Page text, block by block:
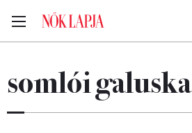
somlói galuska